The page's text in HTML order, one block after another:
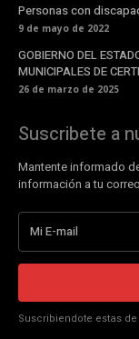
Personas con
9 de mayo de 2022
GOBIERNO DEL
MUNICIPALES DE
26 de marzo de 2025
Suscribete a
Mantente informado
información a tu correo
Suscribiendote estas